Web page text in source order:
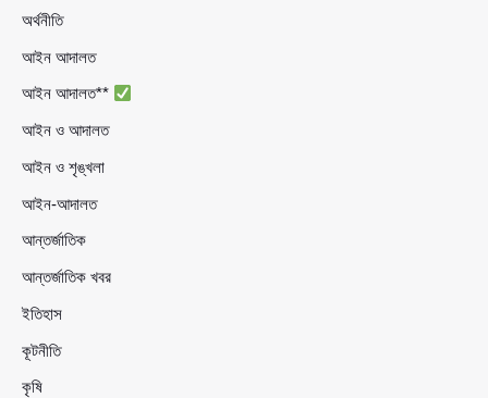
অর্থনীতি
আইন আদালত
আইন আদালত**
আইন ও আদালত
আইন ও শৃঙ্খলা
আইন-আদালত
আন্তর্জাতিক
আন্তর্জাতিক খবর
ইতিহাস
কূটনীতি
কৃষি